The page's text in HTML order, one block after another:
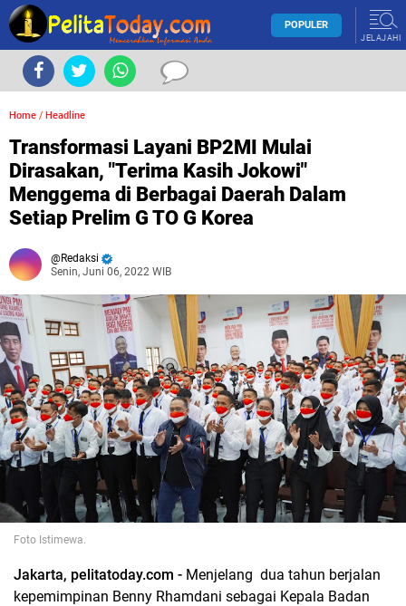
POPULER
JELAJAHI
Home / Headline
Transformasi Layani BP2MI Mulai
Dirasakan, "Terima Kasih Jokowi"
Menggema di Berbagai Daerah Dalam
Setiap Prelim G TO G Korea
Redaksi
Senin, Juni 06, 2022 WIB
Foto Istimewa.
Jakarta, pelitatoday.com - Menjelang dua tahun berjalan
kepemimpinan Benny Rhamdani sebagai Kepala Badan